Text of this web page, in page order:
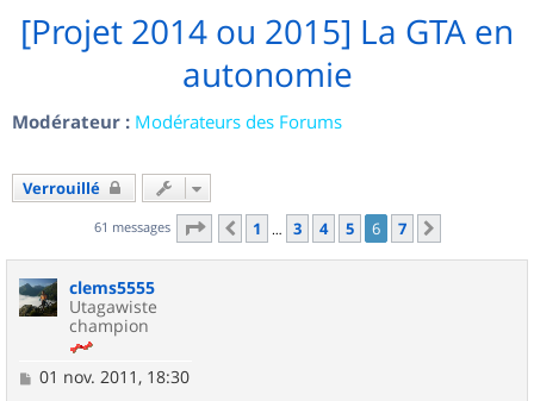
[Projet 2014 ou 2015] La GTA en
autonomie
Modérateur : Modérateurs des Forums
Verrouillé
61 messages Page 6sur 7
Précédent
1 … 3 4 5 6 7
clems5555
Utagawiste
champion
M
01 nov. 2011, 18:30